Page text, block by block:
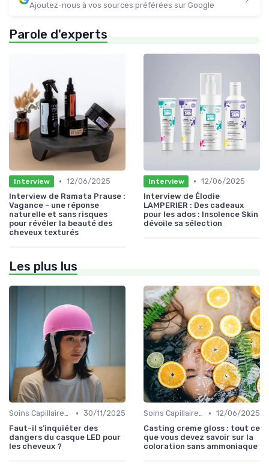
Ajoutez-nous à vos sources préférées sur Google
Parole d'experts
Interview • 12/06/2025
Interview de Ramata Prause :
Vagance - une réponse
naturelle et sans risques
pour révéler la beauté des
cheveux texturés
Interview • 12/06/2025
Interview de Élodie
LAMPERIER : Des cadeaux
pour les ados : Insolence Skin
dévoile sa sélection
Les plus lus
Soins Capillaires Bio • 30/11/2025
Faut-il s’inquiéter des
dangers du casque LED pour
les cheveux ?
Soins Capillaires Bio • 12/06/2025
Casting creme gloss : tout ce
que vous devez savoir sur la
coloration sans ammoniaque